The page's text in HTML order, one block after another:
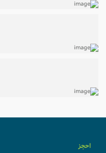
احجز